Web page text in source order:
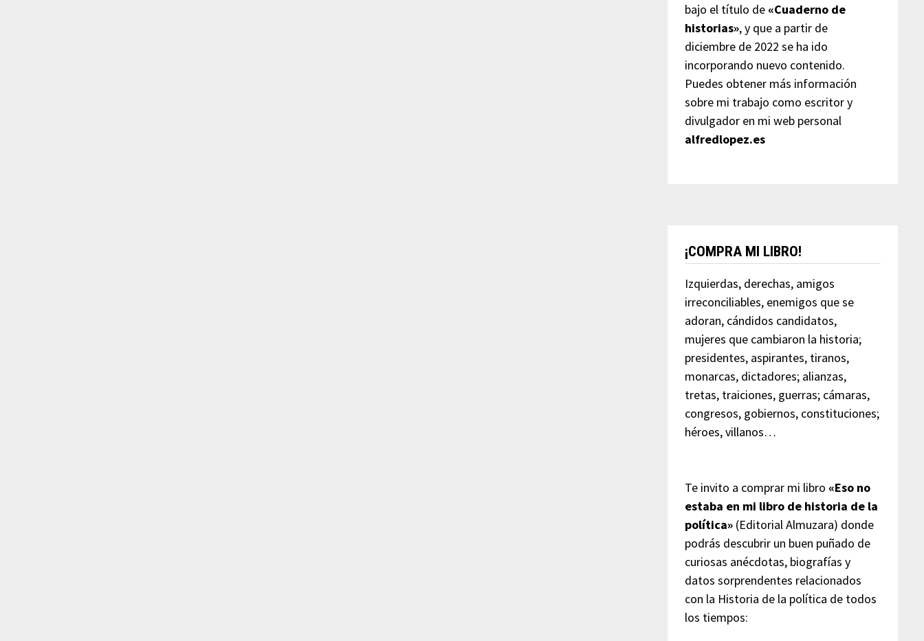
bajo el título de «Cuaderno de
historias», y que a partir de
diciembre de 2022 se ha ido
incorporando nuevo contenido.
Puedes obtener más información
sobre mi trabajo como escritor y
divulgador en mi web personal
alfredlopez.es
¡COMPRA MI LIBRO!
Izquierdas, derechas, amigos
irreconciliables, enemigos que se
adoran, cándidos candidatos,
mujeres que cambiaron la historia;
presidentes, aspirantes, tiranos,
monarcas, dictadores; alianzas,
tretas, traiciones, guerras; cámaras,
congresos, gobiernos, constituciones;
héroes, villanos…
Te invito a comprar mi libro «Eso no
estaba en mi libro de historia de la
política»(Editorial Almuzara) donde
podrás descubrir un buen puñado de
curiosas anécdotas, biografías y
datos sorprendentes relacionados
con la Historia de la política de todos
los tiempos: